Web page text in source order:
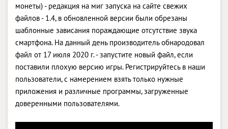
монеты) - редакция на миг запуска на сайте свежих
файлов - 1.4, в обновленной версии были обрезаны
шаблонные зависания пораждающие отсутствие звука
смартфона. На данный день производитель обнародовал
файл от 17 июля 2020 г. - запустите новый файл, если
поставили плохую версию игры. Регистрируйтесь в наши
пользователи, с намерением взять только нужные
приложения и различные программы, загруженные
доверенными пользователями.